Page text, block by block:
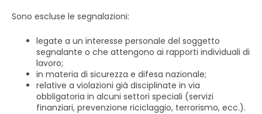
Sono escluse le segnalazioni:
legate a un interesse personale del soggetto
segnalante o che attengono ai rapporti individuali di
lavoro;
in materia di sicurezza e difesa nazionale;
relative a violazioni già disciplinate in via
obbligatoria in alcuni settori speciali (servizi
finanziari, prevenzione riciclaggio, terrorismo, ecc.).